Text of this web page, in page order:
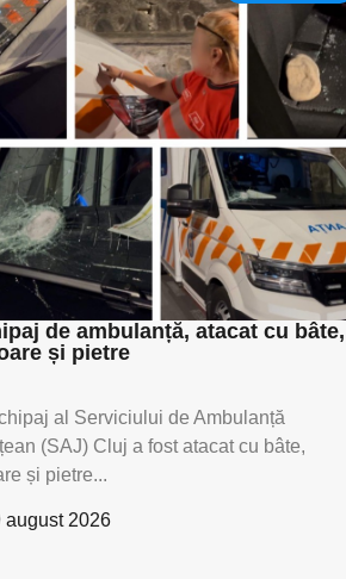
aici textul
aici
pentru
aici
pentru
aici
pentru subti
de ambulanță, atacat cu bâte,
și pietre
al Serviciului de Ambulanță
(SAJ) Cluj a fost atacat cu bâte,
și pietre...
august 2026